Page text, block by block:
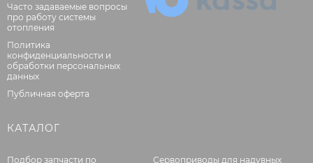
Часто задаваемые вопросы
про работу системы
отопления
Политика
конфиденциальности и
обработки персональных
данных
Публичная оферта
КАТАЛОГ
Подбор запчасти по
Сервоприводы для надувных